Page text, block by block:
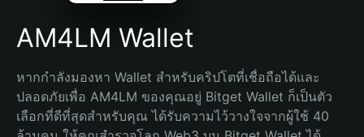
AM4LM Wallet
หากกำลังมองหา Wallet สำหรับคริปโตที่เชื่อถือได้และ
ปลอดภัยเพื่อ AM4LM ของคุณอยู่ Bitget Wallet ก็เป็นตัว
เลือกที่ดีที่สุดสำหรับคุณ ได้รับความไว้วางใจจากผู้ใช้ 40